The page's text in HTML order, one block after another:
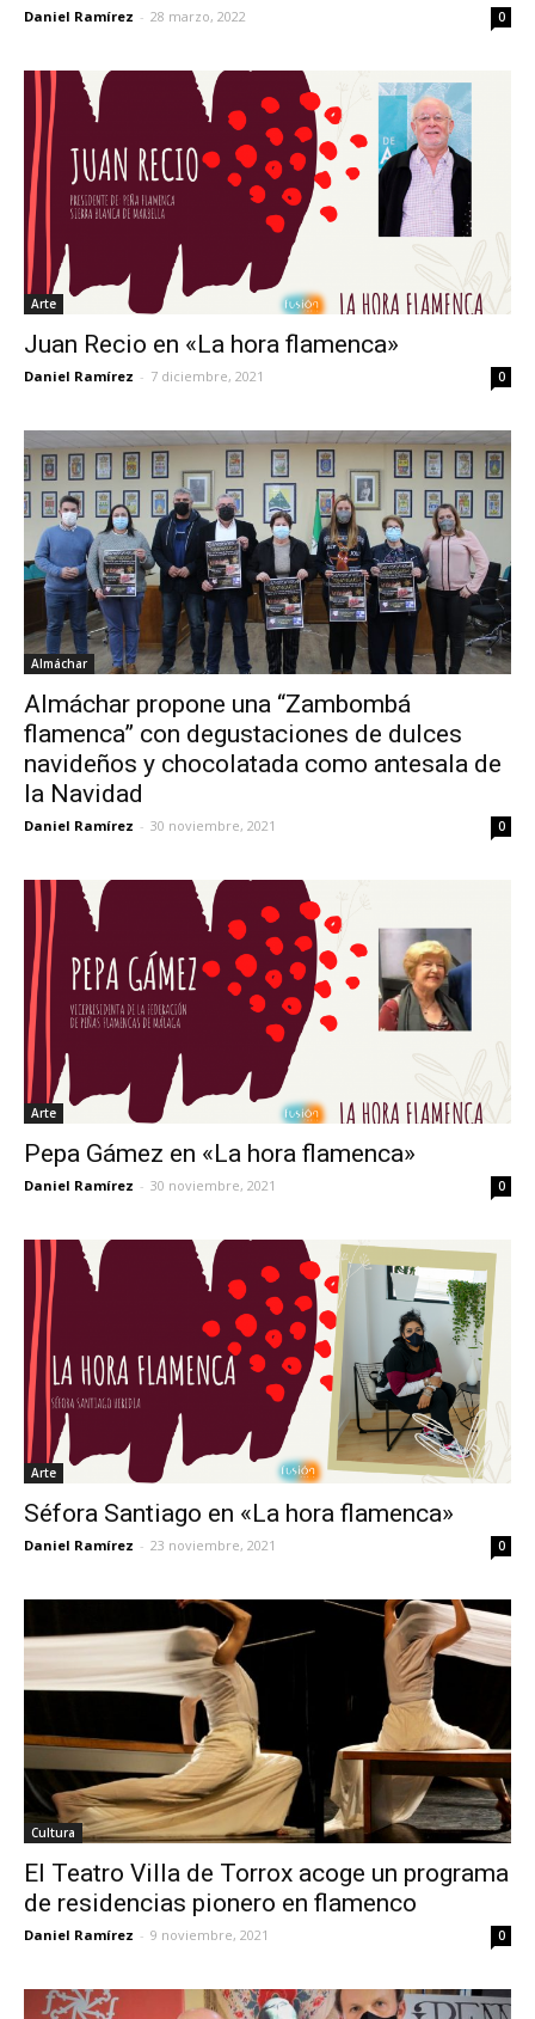
Daniel Ramírez - 28 marzo, 2022 0
Arte
Juan Recio en «La hora flamenca»
Daniel Ramírez - 7 diciembre, 2021 0
Almáchar
Almáchar propone una “Zambombá
flamenca” con degustaciones de dulces
navideños y chocolatada como antesala de
la Navidad
Daniel Ramírez - 30 noviembre, 2021 0
Arte
Pepa Gámez en «La hora flamenca»
Daniel Ramírez - 30 noviembre, 2021 0
Arte
Séfora Santiago en «La hora flamenca»
Daniel Ramírez - 23 noviembre, 2021 0
Cultura
El Teatro Villa de Torrox acoge un programa
de residencias pionero en flamenco
Daniel Ramírez - 9 noviembre, 2021 0